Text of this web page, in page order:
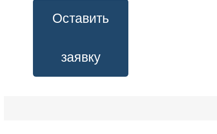
Оставить
заявку